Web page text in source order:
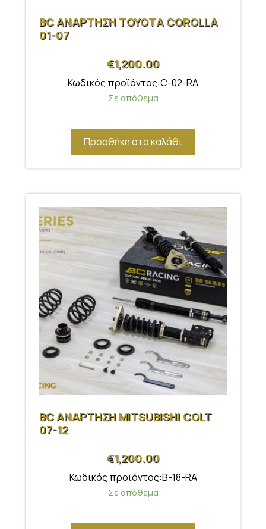
BC ΑΝΑΡΤΗΣΗ TOYOTA COROLLA
01-07
€1,200.00
Κωδικός προϊόντος:C-02-RA
Σε απόθεμα
Προσθήκη στο καλάθι
BC ΑΝΑΡΤΗΣΗ MITSUBISHI COLT
07-12
€1,200.00
Κωδικός προϊόντος:B-18-RA
Σε απόθεμα